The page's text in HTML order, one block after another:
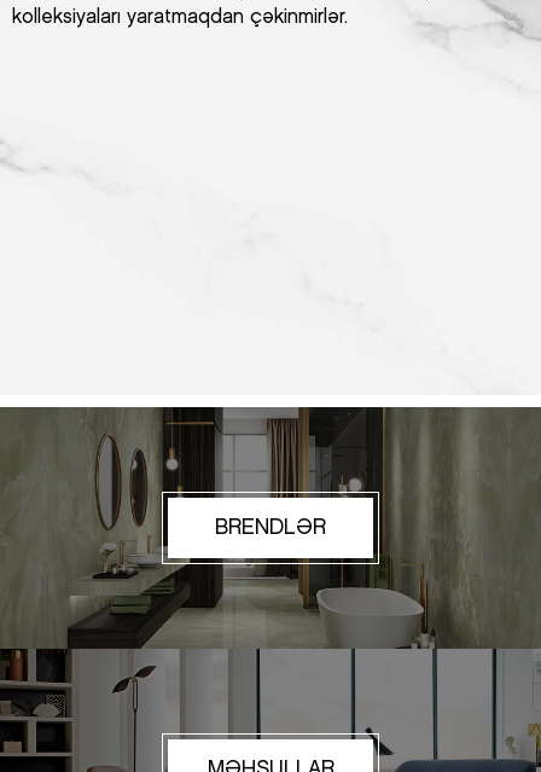
kolleksiyaları yaratmaqdan çəkinmirlər.
BRENDLƏR